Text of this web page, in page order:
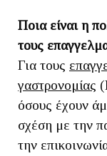
Ποια είναι η
τους
Για τους
γαστρονομίας
όσους έχουν
σχέση με την
την